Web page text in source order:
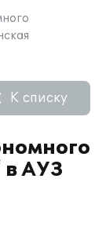
АУЗ
К списку